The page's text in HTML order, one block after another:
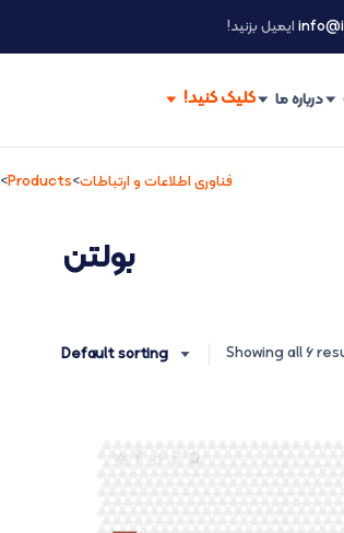
ایمیل بزنید!
درباره ما
فناوری اطلاعات و ارتباطات>
Products
>
بولتن
Showing all 6